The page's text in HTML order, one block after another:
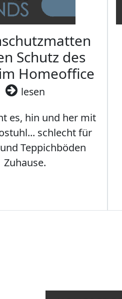
Schutz des
Homeoffice
lesen
es, hin und her mit
schlecht für
Teppichböden
Zuhause.